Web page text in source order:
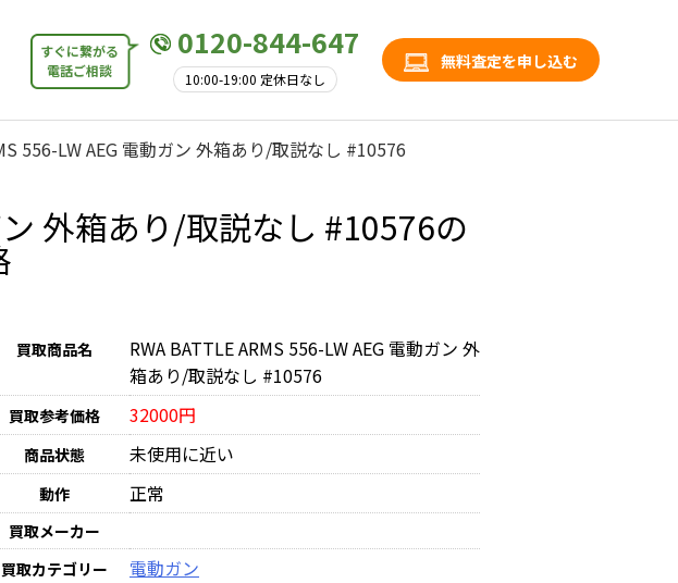
0120-844-647
10:00-19:00 定休日なし
すぐに繋がる
電話ご相談
無料査定を申し込む
556-LW AEG 電動ガン 外箱あり/取説なし #10576
ン 外箱あり/取説なし #10576の
買取商品名
RWA BATTLE ARMS 556-LW AEG 電動ガン 外
箱あり/取説なし #10576
買取参考価格 32000円
商品状態 未使用に近い
動作 正常
買取メーカー
買取カテゴリー
電動ガン